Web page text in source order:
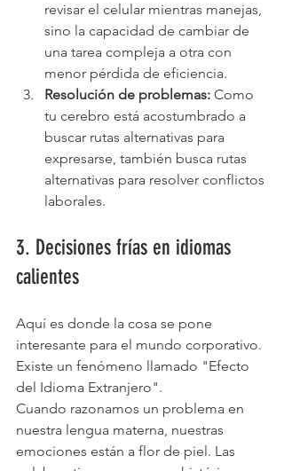
revisar el celular mientras manejas,
sino la capacidad de cambiar de
una tarea compleja a otra con
menor pérdida de eficiencia.
Resolución de problemas: Como
tu cerebro está acostumbrado a
buscar rutas alternativas para
expresarse, también busca rutas
alternativas para resolver conflictos
laborales.
3. Decisiones frías en idiomas
calientes
Aquí es donde la cosa se pone
interesante para el mundo corporativo.
Existe un fenómeno llamado "Efecto
del Idioma Extranjero".
Cuando razonamos un problema en
nuestra lengua materna, nuestras
emociones están a flor de piel. Las